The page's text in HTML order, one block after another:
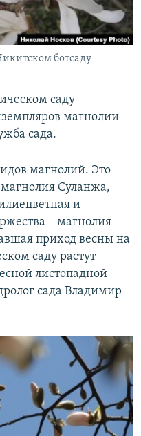
ботсаду
саду
магнолии
сада.
магнолий. Это
Суланжа,
и
– магнолия
приход весны на
саду растут
листопадной
сада Владимир